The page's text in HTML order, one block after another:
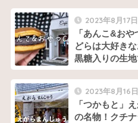
2023年8月17日
「あんこ&お
どらは大好き
黒糖入りの生
ススメです！
2023年8月16日
「つかもと」
の名物！クチ